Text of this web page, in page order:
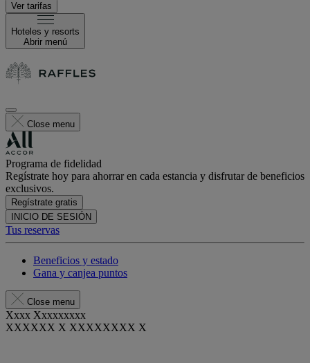
Ver tarifas
Hoteles y resorts
Abrir menú
Close menu
Programa de fidelidad
Regístrate hoy para ahorrar en cada estancia y disfrutar de beneficios
exclusivos.
Regístrate gratis
INICIO DE SESIÓN
Tus reservas
Beneficios y estado
Gana y canjea puntos
Close menu
Xxxx Xxxxxxxxx
XXXXXX X XXXXXXXX X